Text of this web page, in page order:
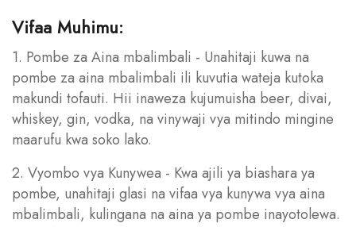
Vifaa Muhimu:
1. Pombe za Aina mbalimbali - Unahitaji kuwa na
pombe za aina mbalimbali ili kuvutia wateja kutoka
makundi tofauti. Hii inaweza kujumuisha beer, divai,
whiskey, gin, vodka, na vinywaji vya mitindo mingine
maarufu kwa soko lako.
2. Vyombo vya Kunywea - Kwa ajili ya biashara ya
pombe, unahitaji glasi na vifaa vya kunywa vya aina
mbalimbali, kulingana na aina ya pombe inayotolewa.